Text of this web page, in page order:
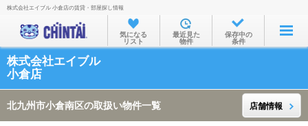
お部屋を探す
沿線・駅から
通勤通学時間から
株式会社エイブル 小倉店の賃貸・部屋探し情報
気になる
リスト
最近見た
物件
保存中の
条件
株式会社エイブル
小倉店
北九州市小倉南区の取扱い物件一覧 店舗情報